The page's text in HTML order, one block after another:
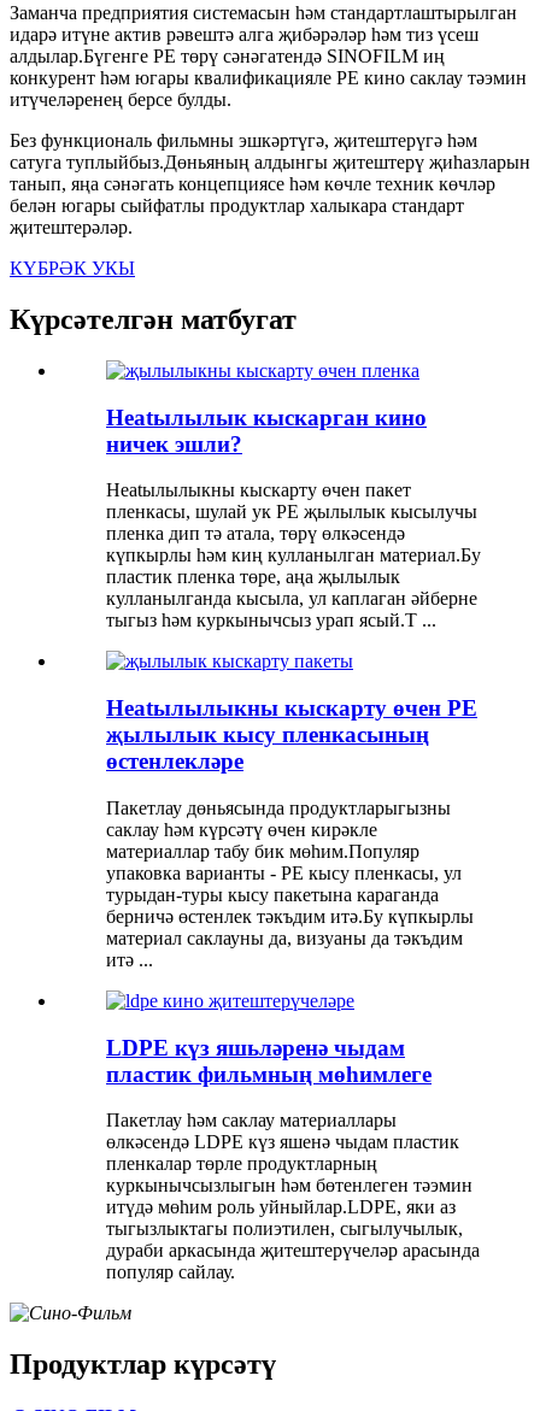
Заманча предприятия системасын һәм стандартлаштырылган
идарә итүне актив рәвештә алга җибәрәләр һәм тиз үсеш
алдылар.Бүгенге PE төрү сәнәгатендә SINOFILM иң
конкурент һәм югары квалификацияле PE кино саклау тәэмин
итүчеләренең берсе булды.
Без функциональ фильмны эшкәртүгә, җитештерүгә һәм
сатуга туплыйбыз.Дөньяның алдынгы җитештерү җиһазларын
танып, яңа сәнәгать концепциясе һәм көчле техник көчләр
белән югары сыйфатлы продуктлар халыкара стандарт
җитештерәләр.
КҮБРӘК УКЫ
Күрсәтелгән матбугат
Heatылылык кыскарган кино
ничек эшли?
Heatылылыкны кыскарту өчен пакет
пленкасы, шулай ук ​​PE җылылык кысылучы
пленка дип тә атала, төрү өлкәсендә
күпкырлы һәм киң кулланылган материал.Бу
пластик пленка төре, аңа җылылык
кулланылганда кысыла, ул каплаган әйберне
тыгыз һәм куркынычсыз урап ясый.Т ...
Heatылылыкны кыскарту өчен PE
җылылык кысу пленкасының
өстенлекләре
Пакетлау дөньясында продуктларыгызны
саклау һәм күрсәтү өчен кирәкле
материаллар табу бик мөһим.Популяр
упаковка варианты - PE кысу пленкасы, ул
турыдан-туры кысу пакетына караганда
берничә өстенлек тәкъдим итә.Бу күпкырлы
материал саклауны да, визуаны да тәкъдим
итә ...
LDPE күз яшьләренә чыдам
пластик фильмның мөһимлеге
Пакетлау һәм саклау материаллары
өлкәсендә LDPE күз яшенә чыдам пластик
пленкалар төрле продуктларның
куркынычсызлыгын һәм бөтенлеген тәэмин
итүдә мөһим роль уйныйлар.LDPE, яки аз
тыгызлыктагы полиэтилен, сыгылучылык,
дураби аркасында җитештерүчеләр арасында
популяр сайлау.
Продуктлар күрсәтү